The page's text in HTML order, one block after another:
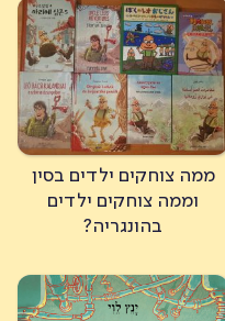
ממה צוחקים ילדים בסין
וממה צוחקים ילדים
בהונגריה?